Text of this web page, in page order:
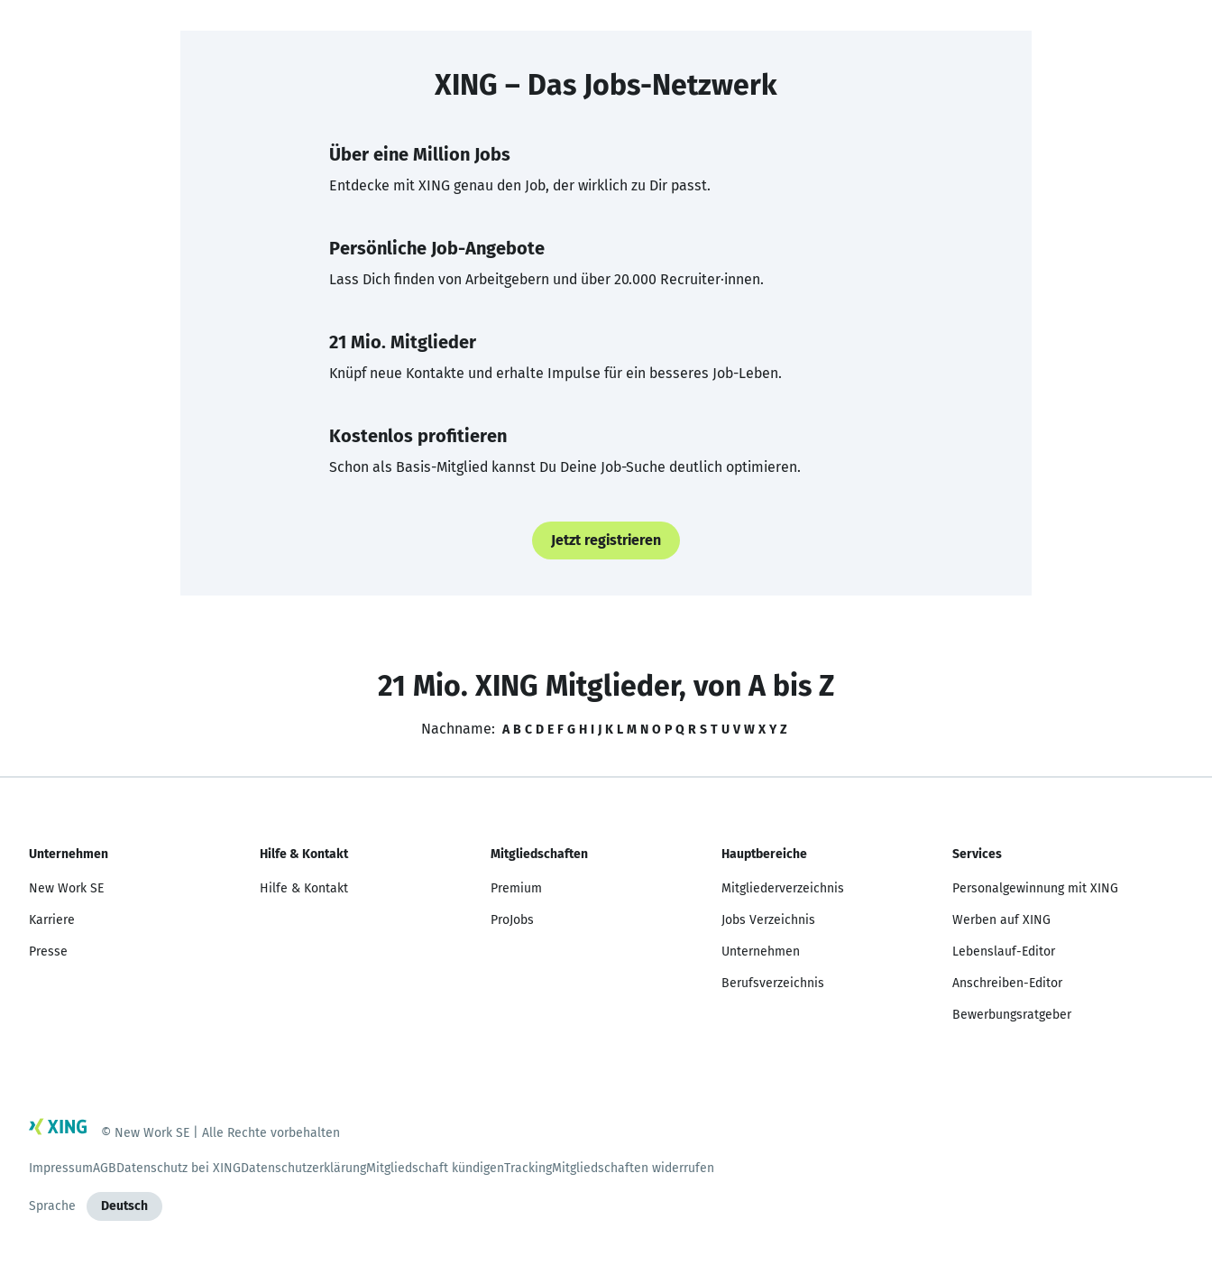
XING – Das Jobs-Netzwerk
Über eine Million Jobs
Entdecke mit XING genau den Job, der wirklich zu Dir passt.
Persönliche Job-Angebote
Lass Dich finden von Arbeitgebern und über 20.000 Recruiter·innen.
21 Mio. Mitglieder
Knüpf neue Kontakte und erhalte Impulse für ein besseres Job-Leben.
Kostenlos profitieren
Schon als Basis-Mitglied kannst Du Deine Job-Suche deutlich optimieren.
Jetzt registrieren
21 Mio. XING Mitglieder, von A bis Z
Nachname: A B C D E F G H I J K L M N O P Q R S T U V W X Y Z
Unternehmen
New Work SE
Karriere
Presse
Hilfe & Kontakt
Hilfe & Kontakt
Mitgliedschaften
Premium
ProJobs
Hauptbereiche
Mitgliederverzeichnis
Jobs Verzeichnis
Unternehmen
Berufsverzeichnis
Services
Personalgewinnung mit XING
Werben auf XING
Lebenslauf-Editor
Anschreiben-Editor
Bewerbungsratgeber
© New Work SE | Alle Rechte vorbehalten
ImpressumAGBDatenschutz bei XINGDatenschutzerklärungMitgliedschaft kündigenTrackingMitgliedschaften widerrufen
Sprache Deutsch